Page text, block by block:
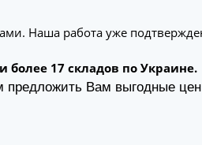
Наша работа уже
17 складов по Украине.
предложить Вам выгодные